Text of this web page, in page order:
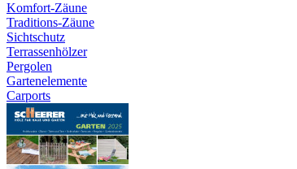
Komfort-Zäune
Traditions-Zäune
Sichtschutz
Terrassenhölzer
Pergolen
Gartenelemente
Carports